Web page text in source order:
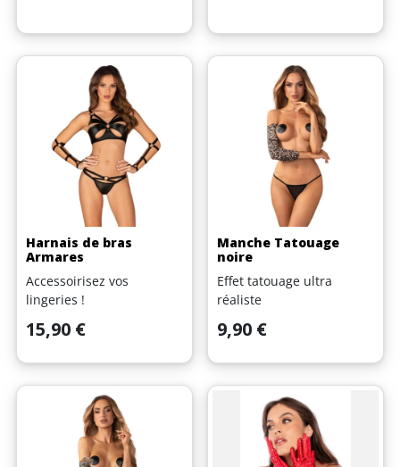
Harnais de bras
Armares
Accessoirisez vos
lingeries !
Prix
15,90 €
Manche Tatouage
noire
Effet tatouage ultra
réaliste
Prix
9,90 €